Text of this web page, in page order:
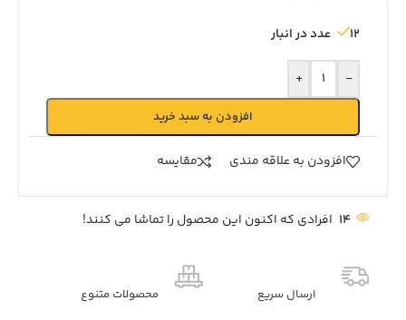
12 عدد در انبار
-
+
افزودن به سبد خرید
افزودن به علاقه مندی مقايسه
14 افرادی که اکنون این محصول را تماشا می کنند!
ارسال سریع محصولات متنوع